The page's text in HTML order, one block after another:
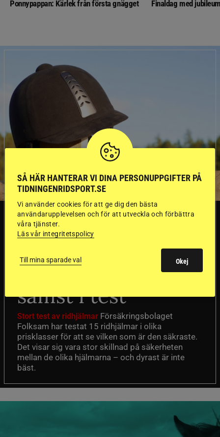
Ponnypappan: Kärlek från första gnägget Finaldag med
SVERIGE
Dyraste
ridhjälmarna blev
sämst i test
Stort test av ridhjälmar Försäkringsbolaget
Folksam har testat 15 ridhjälmar i olika
prisklasser för att se vilken som är den säkraste.
Det visar sig vara stor skillnad på säkerheten
mellan de olika hjälmarna – och dyrast är inte
bäst.
SÅ HÄR HANTERAR VI DINA PERSONUPPGIFTER PÅ
TIDNINGENRIDSPORT.SE
Vi använder cookies för att ge dig den bästa
användarupplevelsen och för att utveckla och förbättra
våra tjänster.
Läs vår integritetspolicy
Till mina sparade val Okej